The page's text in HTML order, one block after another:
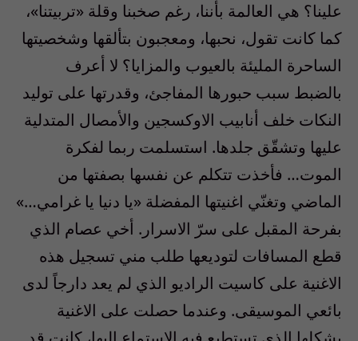
علينا؟ هي العالمة بأننا، رغم صخبنا وقلة «تربيتنا»،
كما كانت تقول، نحبها، ومعجبون بتألقها وشخصيتها
الساحرة المليئة بالعيوب والمزايا؟ لا أعرف
بالضبط سبب حبورها المفاجئ، وقدرتها على توليد
النكات خلف أنابيب الاوكسجين والأمصال المتدلية
عليها وتشقّق جلدها. استسلمت ربما لفكرة
الموت… فأخذت تتكلم عن نفسها بصفتها من
الماضي وتغنّي اغنيتها المفضلة «يا دنيا يا غرامي…»
بفرحة المقبل على سرّ الاسرار. أخي عصام الذي
قطع المسافات لتوديعها طلب مني تسجيل هذه
الاغنية على كاسيت الراديو الذي لم يعد دارجاً لدى
بائعي الموسيقى. وعندما حصلت على الاغنية